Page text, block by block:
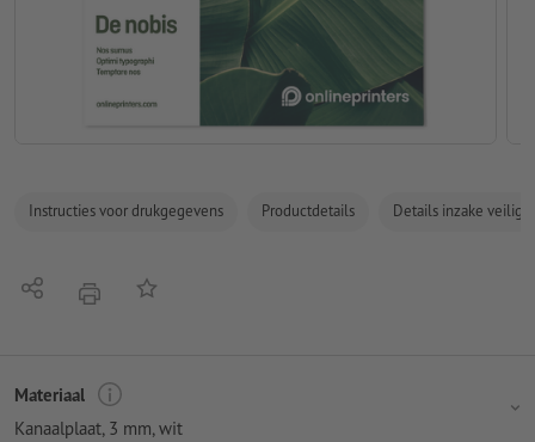
Instructies voor drukgegevens Productdetails Details inzake
Delen afdrukkenOp de lijst
Materiaal
Kanaalplaat, 3 mm, wit